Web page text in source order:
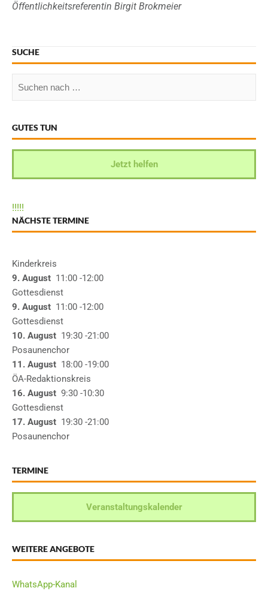
Öffentlichkeitsreferentin Birgit Brokmeier
SUCHE
GUTES TUN
Jetzt helfen
!!!!!
NÄCHSTE TERMINE
Kinderkreis
9. August 11:00 -12:00
Gottesdienst
9. August 11:00 -12:00
Gottesdienst
10. August 19:30 -21:00
Posaunenchor
11. August 18:00 -19:00
ÖA-Redaktionskreis
16. August 9:30 -10:30
Gottesdienst
17. August 19:30 -21:00
Posaunenchor
TERMINE
Veranstaltungskalender
WEITERE ANGEBOTE
WhatsApp-Kanal